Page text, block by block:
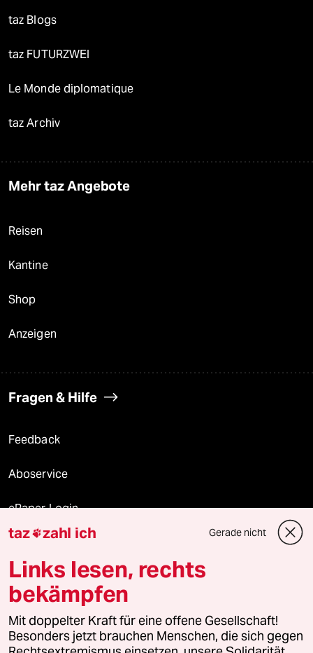
taz Blogs
taz FUTURZWEI
Le Monde diplomatique
taz Archiv
Mehr taz Angebote
Reisen
Kantine
Shop
Anzeigen
Fragen & Hilfe
Feedback
Aboservice
ePaper Login
Downloads für Abonnierende
© 2026 taz Verlags und Vertriebs GmbH
Alle Rechte vorbehalten. Bei rechtlichen Fragen oder für Genehmigungen
wenden Sie sich bitte an
lizenzen@taz.de
taz zahl ich Gerade nicht
Links lesen, rechts
bekämpfen
Mit doppelter Kraft für eine offene Gesellschaft!
Besonders jetzt brauchen Menschen, die sich gegen